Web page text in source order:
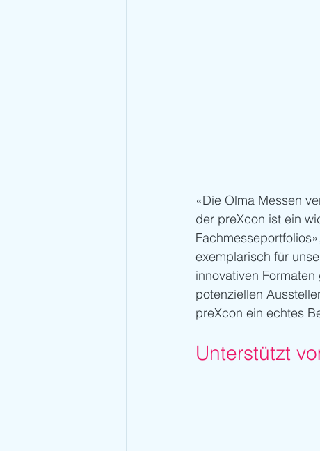
«Die Olma Messen
der preXcon ist ein
exemplarisch für
innovativen
potenziellen
preXcon ein echtes
Unterstützt